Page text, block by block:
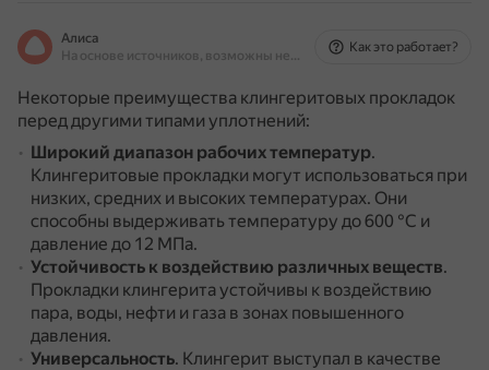
Алиса
На основе источников, возможны неточности
Как это работает?
Некоторые преимущества клингеритовых прокладок
перед другими типами уплотнений:
Широкий диапазон рабочих температур.
Клингеритовые прокладки могут использоваться при
низких, средних и высоких температурах. Они
способны выдерживать температуру до 600 °C и
давление до 12 МПа.
Устойчивость к воздействию различных веществ.
Прокладки клингерита устойчивы к воздействию
пара, воды, нефти и газа в зонах повышенного
давления.
Универсальность. Клингерит выступал в качестве